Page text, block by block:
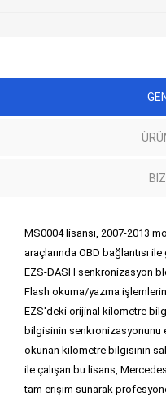
MS0004 lisansı, 2007-2013
araçlarında OBD bağlantısı
EZS-DASH senkronizasyon
Flash okuma/yazma
EZS'deki orijinal kilometre
bilgisinin senkronizasyonunu
okunan kilometre bilgisinin
ile çalışan bu lisans,
tam erişim sunarak